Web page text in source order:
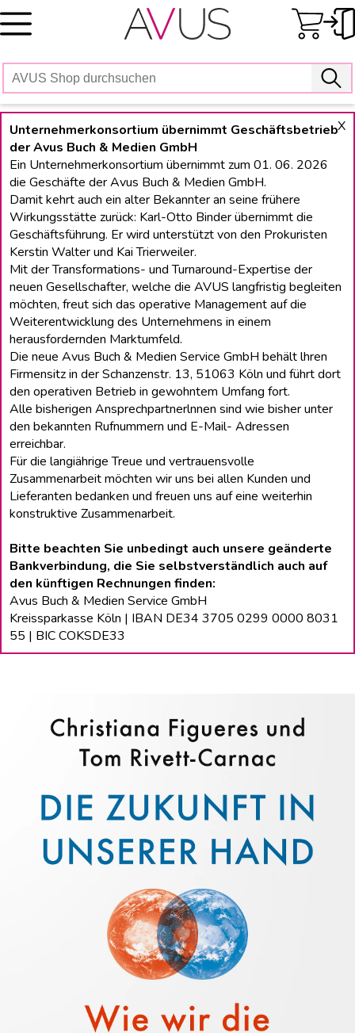
Skip
to
X
Unternehmerkonsortium übernimmt Geschäftsbetrieb
der Avus Buch & Medien GmbH
Ein Unternehmerkonsortium übernimmt zum 01. 06. 2026
die Geschäfte der Avus Buch & Medien GmbH.
Damit kehrt auch ein alter Bekannter an seine frühere
Wirkungsstätte zurück: Karl-Otto Binder übernimmt die
Geschäftsführung. Er wird unterstützt von den Prokuristen
Kerstin Walter und Kai Trierweiler.
Mit der Transformations- und Turnaround-Expertise der
neuen Gesellschafter, welche die AVUS langfristig begleiten
möchten, freut sich das operative Management auf die
Weiterentwicklung des Unternehmens in einem
herausfordernden Marktumfeld.
Die neue Avus Buch & Medien Service GmbH behält lhren
Firmensitz in der Schanzenstr. 13, 51063 Köln und führt dort
den operativen Betrieb in gewohntem Umfang fort.
Alle bisherigen Ansprechpartnerlnnen sind wie bisher unter
den bekannten Rufnummern und E-Mail- Adressen
erreichbar.
Für die langiährige Treue und vertrauensvolle
Zusammenarbeit möchten wir uns bei allen Kunden und
Lieferanten bedanken und freuen uns auf eine weiterhin
konstruktive Zusammenarbeit.
Bitte beachten Sie unbedingt auch unsere geänderte
Bankverbindung, die Sie selbstverständlich auch auf
den künftigen Rechnungen finden:
Avus Buch & Medien Service GmbH
Kreissparkasse Köln | IBAN DE34 3705 0299 0000 8031
55 | BIC COKSDE33